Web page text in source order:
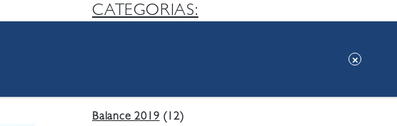
CATEGORIAS:
Balance 2019(12)